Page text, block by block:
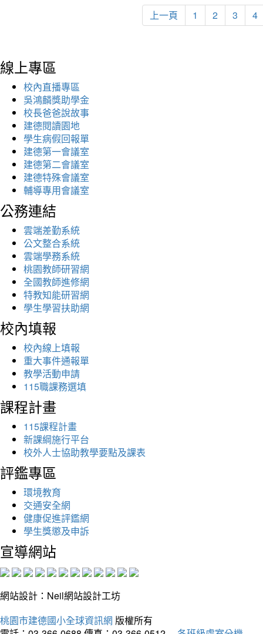
上一頁 1 2 3 4
線上專區
校內直播專區
吳鴻麟獎助學金
校長爸爸說故事
建德閱讀園地
學生病假回報單
建德第一會議室
建德第二會議室
建德特殊會議室
輔導專用會議室
公務連結
雲端差勤系統
公文整合系統
雲端學務系統
桃園教師研習網
全國教師進修網
特教知能研習網
學生學習扶助網
校內填報
校內線上填報
重大事件通報單
教學活動申請
115職課務選填
課程計畫
115課程計畫
新課綱施行平台
校外人士協助教學要點及課表
評鑑專區
環境教育
交通安全網
健康促進評鑑網
學生獎懲及申訴
宣導網站
網站設計：Neil網站設計工坊
桃園市建德國小全球資訊網 版權所有